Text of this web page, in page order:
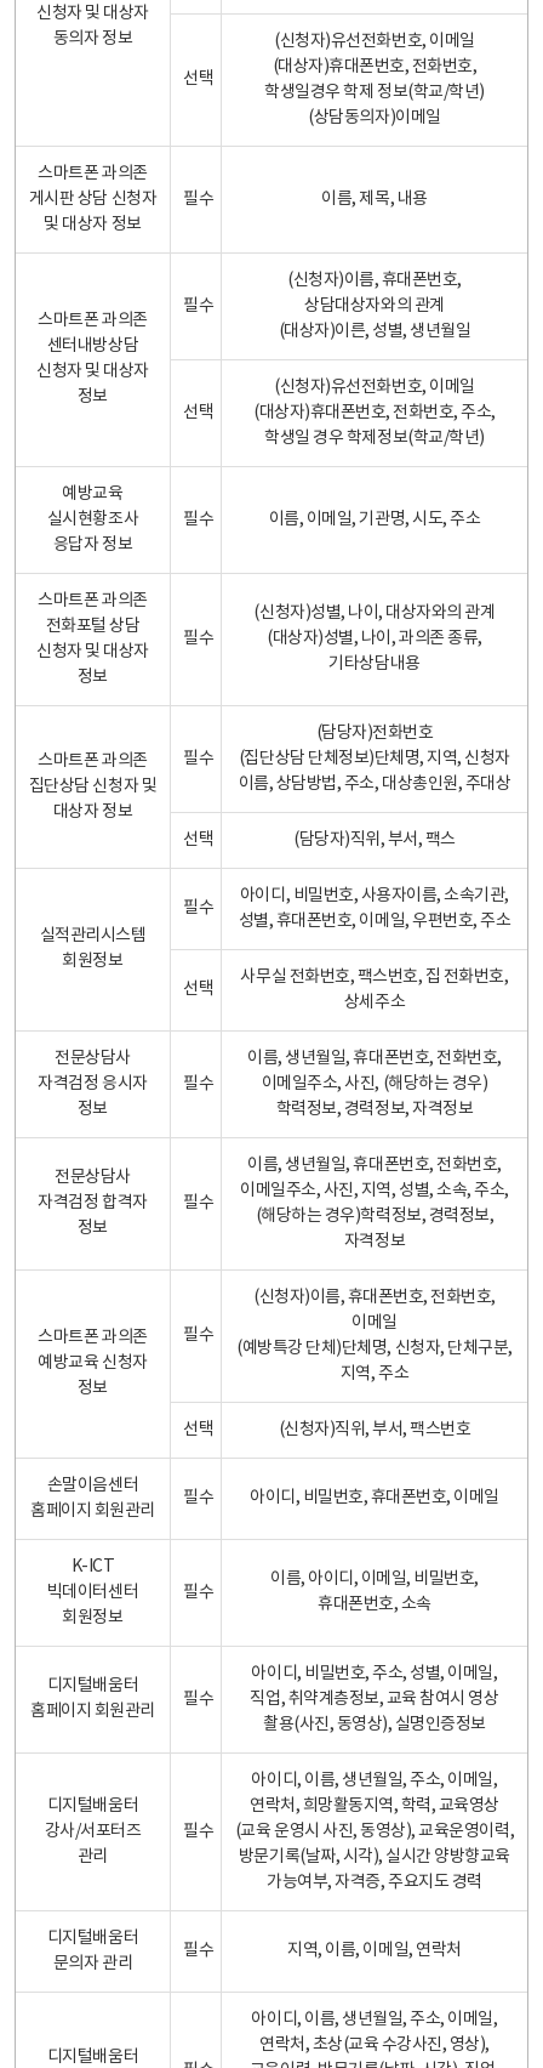
신청자 및 대상자
동의자 정보
선택
(신청자)유선전화번호, 이메일
(대상자)휴대폰번호, 전화번호,
학생일경우 학제 정보(학교/학년)
(상담동의자)이메일
스마트폰 과의존
게시판 상담 신청자
및 대상자 정보
필수 이름, 제목, 내용
스마트폰 과의존
센터내방상담
신청자 및 대상자
정보
필수
(신청자)이름, 휴대폰번호,
상담대상자와의 관계
(대상자)이른, 성별, 생년월일
선택
(신청자)유선전화번호, 이메일
(대상자)휴대폰번호, 전화번호, 주소,
학생일 경우 학제정보(학교/학년)
예방교육
실시현황조사
응답자 정보
필수 이름, 이메일, 기관명, 시도, 주소
스마트폰 과의존
전화포털 상담
신청자 및 대상자
정보
필수
(신청자)성별, 나이, 대상자와의 관계
(대상자)성별, 나이, 과의존 종류,
기타상담내용
스마트폰 과의존
집단상담 신청자 및
대상자 정보
필수
(담당자)전화번호
(집단상담 단체정보)단체명, 지역, 신청자
이름, 상담방법, 주소, 대상총인원, 주대상
선택 (담당자)직위, 부서, 팩스
실적관리시스템
회원정보
필수
아이디, 비밀번호, 사용자이름, 소속기관,
성별, 휴대폰번호, 이메일, 우편번호, 주소
선택
사무실 전화번호, 팩스번호, 집 전화번호,
상세주소
전문상담사
자격검정 응시자
정보
필수
이름, 생년월일, 휴대폰번호, 전화번호,
이메일주소, 사진, (해당하는 경우)
학력정보, 경력정보, 자격정보
전문상담사
자격검정 합격자
정보
필수
이름, 생년월일, 휴대폰번호, 전화번호,
이메일주소, 사진, 지역, 성별, 소속, 주소,
(해당하는 경우)학력정보, 경력정보,
자격정보
스마트폰 과의존
예방교육 신청자
정보
필수
(신청자)이름, 휴대폰번호, 전화번호,
이메일
(예방특강 단체)단체명, 신청자, 단체구분,
지역, 주소
선택 (신청자)직위, 부서, 팩스번호
손말이음센터
홈페이지 회원관리
필수 아이디, 비밀번호, 휴대폰번호, 이메일
K-ICT
빅데이터센터
회원정보
필수
이름, 아이디, 이메일, 비밀번호,
휴대폰번호, 소속
디지털배움터
홈페이지 회원관리
필수
아이디, 비밀번호, 주소, 성별, 이메일,
직업, 취약계층정보, 교육 참여시 영상
촬용(사진, 동영상), 실명인증정보
디지털배움터
강사/서포터즈
관리
필수
아이디, 이름, 생년월일, 주소, 이메일,
연락처, 희망활동지역, 학력, 교육영상
(교육 운영시 사진, 동영상), 교육운영이력,
방문기록(날짜, 시각), 실시간 양방향교육
가능여부, 자격증, 주요지도 경력
디지털배움터
문의자 관리
필수 지역, 이름, 이메일, 연락처
디지털배움터
아이디, 이름, 생년월일, 주소, 이메일,
연락처, 초상(교육 수강사진, 영상),